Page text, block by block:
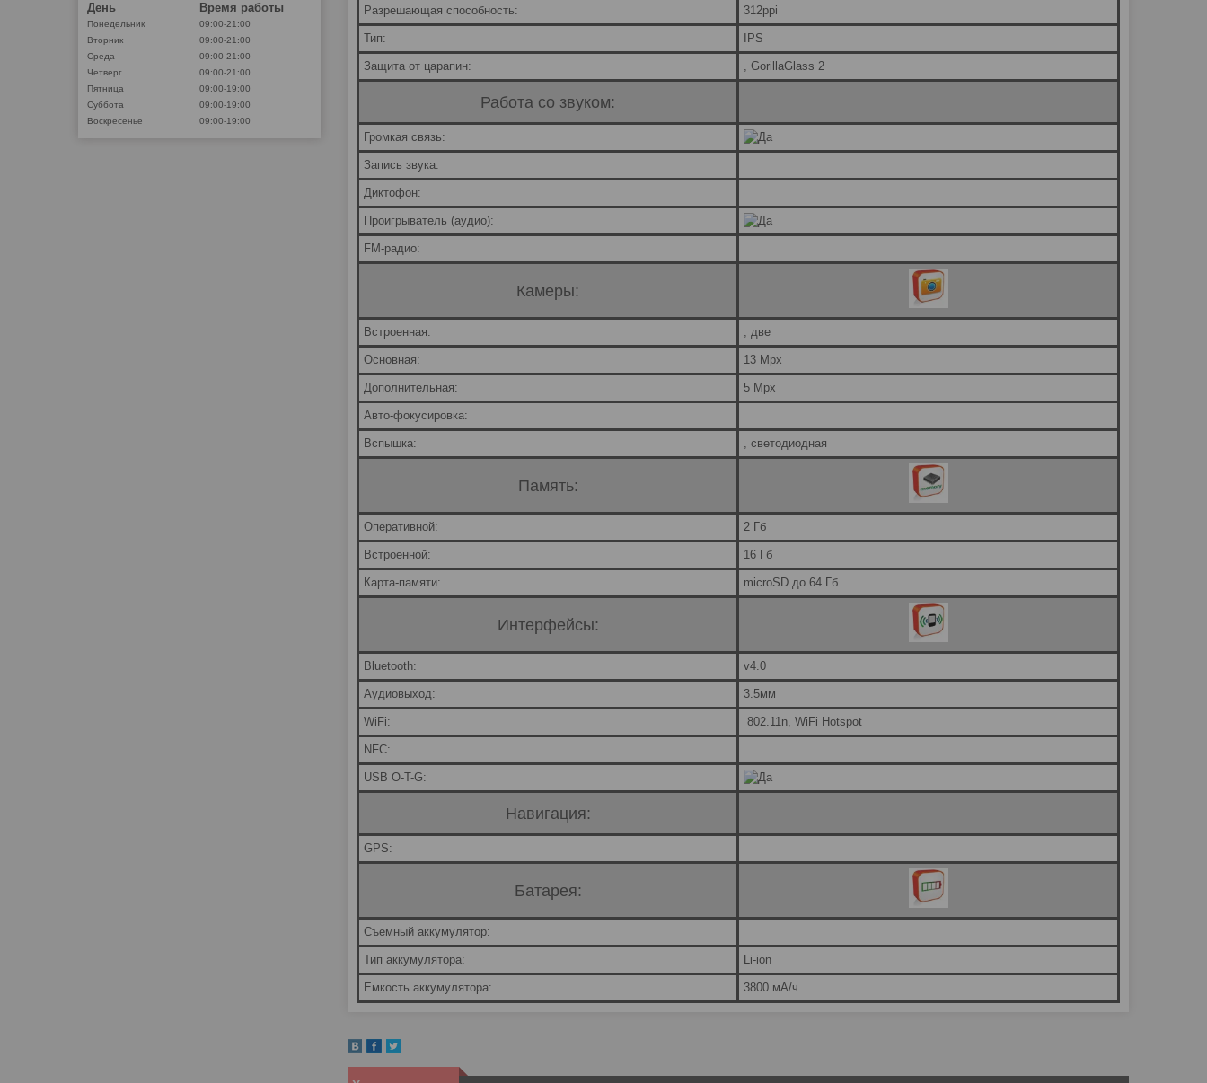
Разрешающая способность: 312ppi
Тип: IPS
Защита от царапин: , GorillaGlass 2
Работа со звуком:
Громкая связь:
Запись звука:
Диктофон:
Проигрыватель (аудио):
FM-радио:
Камеры:
Встроенная: , две
Основная: 13 Mpx
Дополнительная: 5 Mpx
Авто-фокусировка:
Вспышка: , светодиодная
Память:
Оперативной: 2 Гб
Встроенной: 16 Гб
Карта-памяти: microSD до 64 Гб
Интерфейсы:
Bluetooth: v4.0
Аудиовыход: 3.5мм
WiFi: 802.11n, WiFi Hotspot
NFC:
USB O-T-G:
Навигация:
GPS:
Батарея:
Съемный аккумулятор:
Тип аккумулятора: Li-ion
Емкость аккумулятора: 3800 мА/ч
День
Время работы
Понедельник
09:00-21:00
Вторник
09:00-21:00
Среда
09:00-21:00
Четверг
09:00-21:00
Пятница
09:00-19:00
Суббота
09:00-19:00
Воскресенье
09:00-19:00